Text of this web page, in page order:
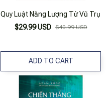
Quy Luật Năng Lượng Từ Vũ Trụ
$29.99 USD $40.99 USD
ADD TO CART